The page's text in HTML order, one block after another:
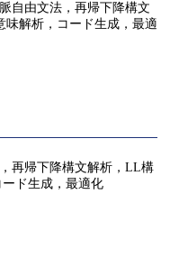
自由文法，再帰下降構文
解析，コード生成，最適
再帰下降構文解析，LL構
ド生成，最適化